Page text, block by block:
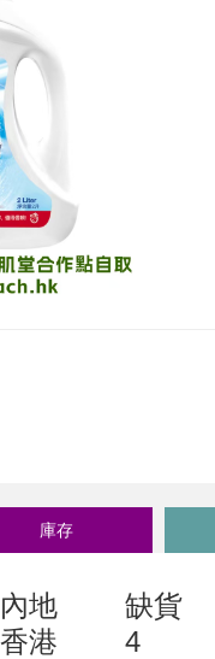
庫存
內地
缺貨
香港
4